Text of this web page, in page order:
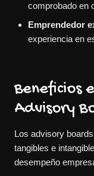
comprobado en
Emprendedor
experiencia en
Beneficios
Advisory
Los advisory
tangibles e
desempeño